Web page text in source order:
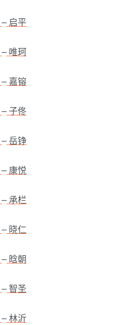
–启平
–唯珂
–嘉镕
–子佟
–岳铮
–康悦
–承栏
–晓仁
–晗朝
–智圣
–林沂